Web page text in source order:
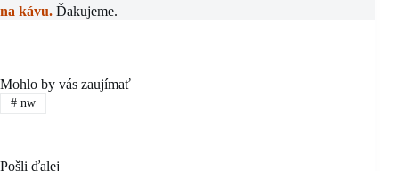
na kávu. Ďakujeme.
Mohlo by vás zaujímať
#nw
Pošli ďalej